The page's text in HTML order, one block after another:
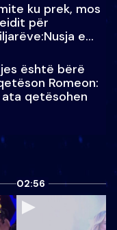
ku prek, mos
për
e
është bërë
Romeon:
qetësohen
02:56